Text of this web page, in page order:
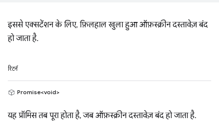
इससे एक्सटेंशन के लिए, फ़िलहाल खुला हुआ ऑफ़स्क्रीन दस्तावेज़ बंद
हो जाता है.
रिटर्न
Promise<void>
यह प्रॉमिस तब पूरा होता है, जब ऑफ़स्क्रीन दस्तावेज़ बंद हो जाता है.